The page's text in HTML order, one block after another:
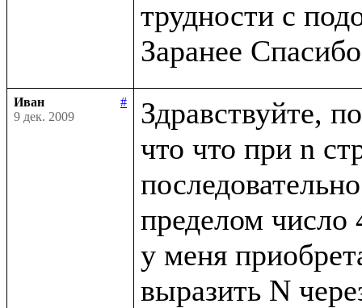
трудности с
Иван
#
9 дек. 2009
Здравствуйте,
что что при n
пределом число
у меня
выразить N